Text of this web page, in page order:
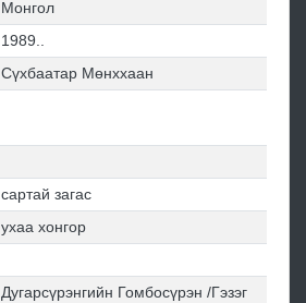
Монгол
1989..
Сүхбаатар Мөнххаан
сартай загас
ухаа хонгор
Дугарсүрэнгийн Гомбосүрэн /Гэзэг